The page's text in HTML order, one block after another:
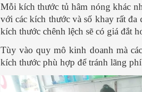
Mỗi kích thước tủ hâm nóng khác
với các kích thước và số khay rất
kích thước chênh lệch sẽ có giá đắt
Tùy vào quy mô kinh doanh mà
kích thước phù hợp để tránh lãng